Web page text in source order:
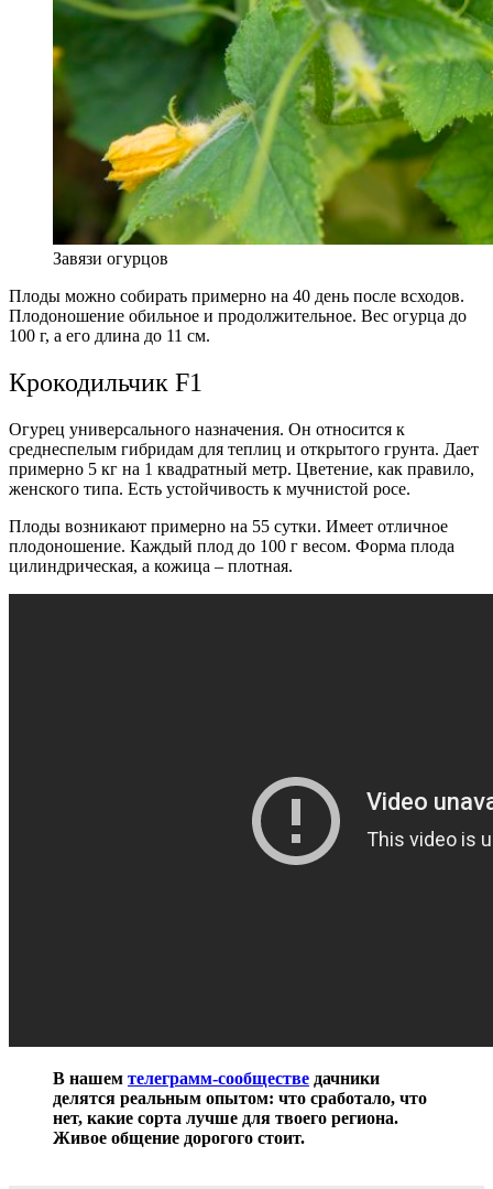
Завязи огурцов
Плоды можно собирать примерно на 40 день после всходов.
Плодоношение обильное и продолжительное. Вес огурца до
100 г, а его длина до 11 см.
Крокодильчик F1
Огурец универсального назначения. Он относится к
среднеспелым гибридам для теплиц и открытого грунта. Дает
примерно 5 кг на 1 квадратный метр. Цветение, как правило,
женского типа. Есть устойчивость к мучнистой росе.
Плоды возникают примерно на 55 сутки. Имеет отличное
плодоношение. Каждый плод до 100 г весом. Форма плода
цилиндрическая, а кожица – плотная.
В нашем телеграмм-сообществе дачники
делятся реальным опытом: что сработало, что
нет, какие сорта лучше для твоего региона.
Живое общение дорогого стоит.